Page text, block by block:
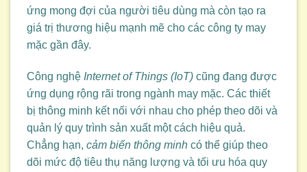
ứng mong đợi của người tiêu dùng mà còn tạo ra
giá trị thương hiệu mạnh mẽ cho các công ty may
mặc gần đây.
Công nghệ Internet of Things (IoT) cũng đang được
ứng dụng rộng rãi trong ngành may mặc. Các thiết
bị thông minh kết nối với nhau cho phép theo dõi và
quản lý quy trình sản xuất một cách hiệu quả.
Chẳng hạn, cảm biến thông minh có thể giúp theo
dõi mức độ tiêu thụ năng lượng và tối ưu hóa quy